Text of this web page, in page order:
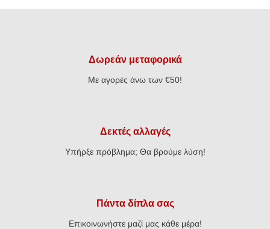
Δωρεάν μεταφορικά
Με αγορές άνω των €50!
Δεκτές αλλαγές
Υπήρξε πρόβλημα; Θα βρούμε λύση!
Πάντα δίπλα σας
Επικοινωνήστε μαζί μας κάθε μέρα!